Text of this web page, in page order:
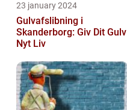
23 january 2024
Gulvafslibning i
Skanderborg: Giv Dit Gulv
Nyt Liv